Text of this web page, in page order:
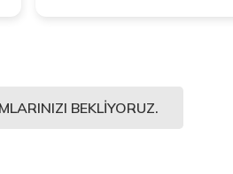
BEKLIYORUZ.